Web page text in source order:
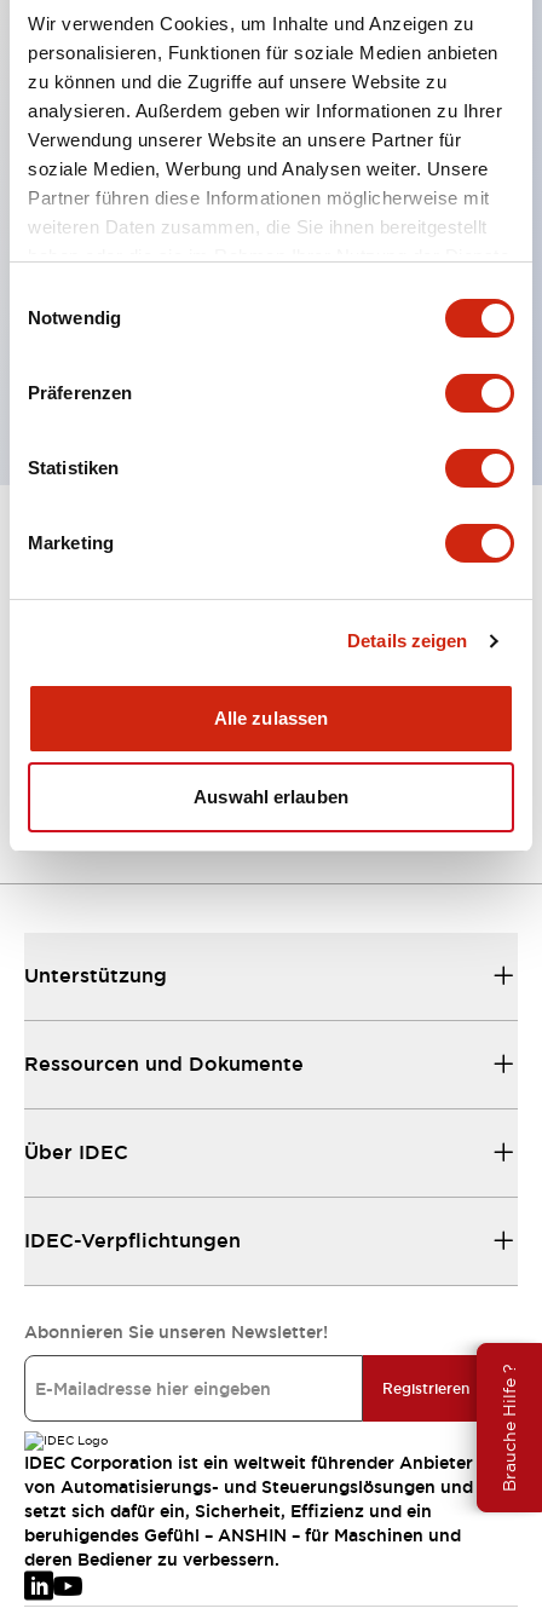
Wir verwenden Cookies, um Inhalte und Anzeigen zu
personalisieren, Funktionen für soziale Medien anbieten
zu können und die Zugriffe auf unsere Website zu
analysieren. Außerdem geben wir Informationen zu Ihrer
Verwendung unserer Website an unsere Partner für
soziale Medien, Werbung und Analysen weiter. Unsere
Partner führen diese Informationen möglicherweise mit
weiteren Daten zusammen, die Sie ihnen bereitgestellt
Notwendig
Präferenzen
Statistiken
Marketing
Details zeigen
Alle zulassen
Auswahl erlauben
Brauche Hilfe ?
Hauptmerkmale
Anwendbar in potenziell explosionsgefährdeten
Atmosphären
Bis zu 3 Kontaktblöcke
Finger-sichere (IP20) Schraubklemmen verfügbar
Dokumente und Dateien
Bedienungsanleitung
10/10/2024.PDF5.62MB
Unterstützung
Ressourcen und Dokumente
Über IDEC
IDEC-Verpflichtungen
Abonnieren Sie unseren Newsletter!
Registrieren
IDEC Corporation ist ein weltweit führender Anbieter
von Automatisierungs- und Steuerungslösungen und
setzt sich dafür ein, Sicherheit, Effizienz und ein
beruhigendes Gefühl – ANSHIN – für Maschinen und
deren Bediener zu verbessern.